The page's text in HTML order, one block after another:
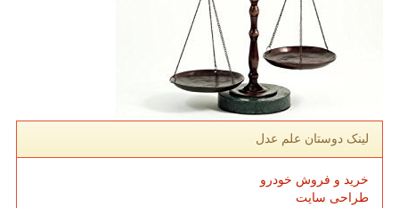
لینک دوستان علم عدل
خرید و فروش خودرو
طراحی سایت